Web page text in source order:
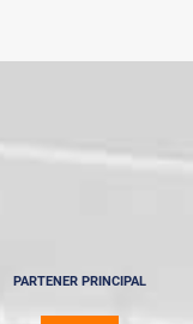
PARTENER PRINCIPAL